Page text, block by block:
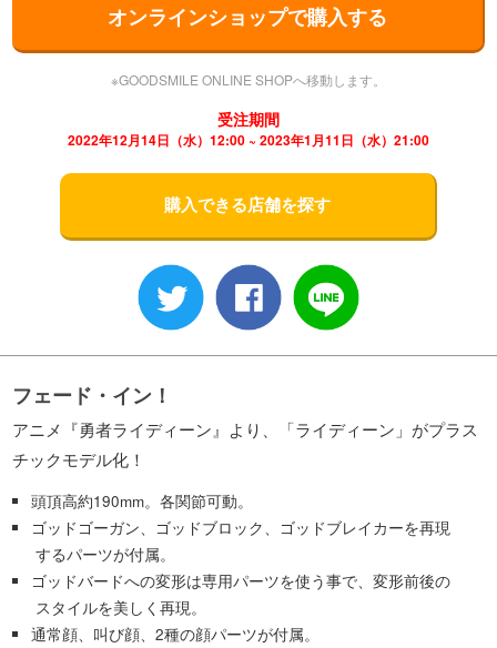
オンラインショップで購入する
※GOODSMILE ONLINE SHOPへ移動します。
受注期間
2022年12月14日（水）12:00 ~ 2023年1月11日（水）21:00
購入できる店舗を探す
フェード・イン！
アニメ『勇者ライディーン』より、「ライディーン」がプラス
チックモデル化！
頭頂高約190mm。各関節可動。
ゴッドゴーガン、ゴッドブロック、ゴッドブレイカーを再現
するパーツが付属。
ゴッドバードへの変形は専用パーツを使う事で、変形前後の
スタイルを美しく再現。
通常顔、叫び顔、2種の顔パーツが付属。